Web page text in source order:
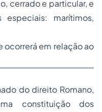
cerrado e particular, e
marítimos,
ocorrerá em relação ao
do direito Romano,
constituição dos